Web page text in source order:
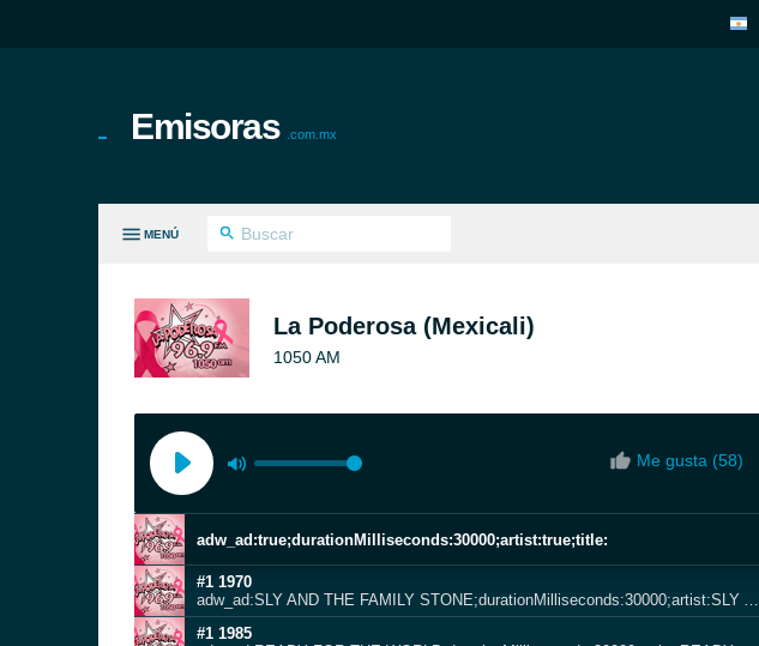
Emisoras .com.mx
MENÚ
La Poderosa (Mexicali)
1050 AM
Me gusta (58)
adw_ad:true;durationMilliseconds:30000;artist:true;title:
#1 1970
adw_ad:SLY AND THE FAMILY STONE;durationMilliseconds:30000;artist:SLY AND THE FAMILY STONE;title:THANK YOU
#1 1985